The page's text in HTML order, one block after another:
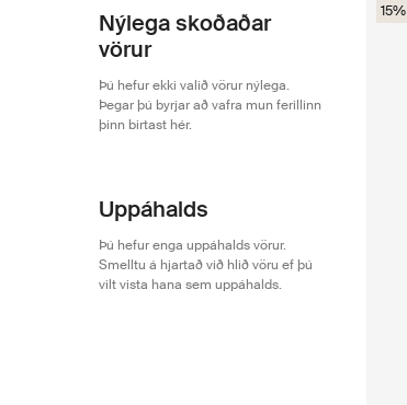
Nýlega skoðaðar
vörur
Þú hefur ekki valið vörur nýlega.
Þegar þú byrjar að vafra mun ferillinn
þinn birtast hér.
Uppáhalds
Þú hefur enga uppáhalds vörur.
Smelltu á hjartað við hlið vöru ef þú
vilt vista hana sem uppáhalds.